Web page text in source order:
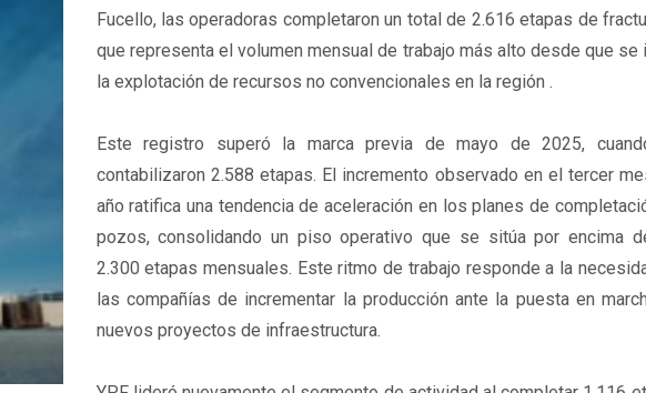
Fucello, las operadoras completaron un total de 2.616 etapas de
que representa el volumen mensual de trabajo más alto desde que se
la explotación de recursos no convencionales en la región .
Este registro superó la marca previa de mayo de 2025,
contabilizaron 2.588 etapas. El incremento observado en el tercer
año ratifica una tendencia de aceleración en los planes de
pozos, consolidando un piso operativo que se sitúa por encima
2.300 etapas mensuales. Este ritmo de trabajo responde a la
las compañías de incrementar la producción ante la puesta en
nuevos proyectos de infraestructura.